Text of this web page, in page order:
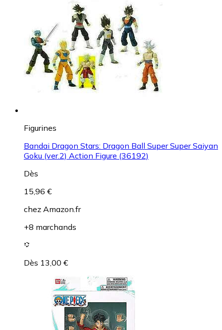
Figurines
Bandai Dragon Stars: Dragon Ball Super Super Saiyan
Goku (ver.2) Action Figure (36192)
Dès
15,96 €
chez Amazon.fr
+8 marchands
Dès 13,00 €